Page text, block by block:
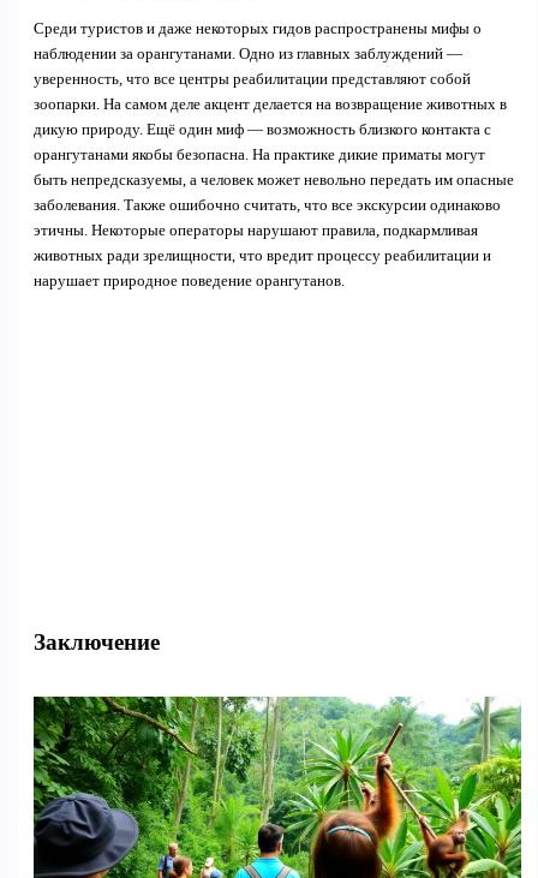
Среди туристов и даже некоторых гидов распространены мифы о
наблюдении за орангутанами. Одно из главных заблуждений —
уверенность, что все центры реабилитации представляют собой
зоопарки. На самом деле акцент делается на возвращение животных в
дикую природу. Ещё один миф — возможность близкого контакта с
орангутанами якобы безопасна. На практике дикие приматы могут
быть непредсказуемы, а человек может невольно передать им опасные
заболевания. Также ошибочно считать, что все экскурсии одинаково
этичны. Некоторые операторы нарушают правила, подкармливая
животных ради зрелищности, что вредит процессу реабилитации и
нарушает природное поведение орангутанов.
Заключение